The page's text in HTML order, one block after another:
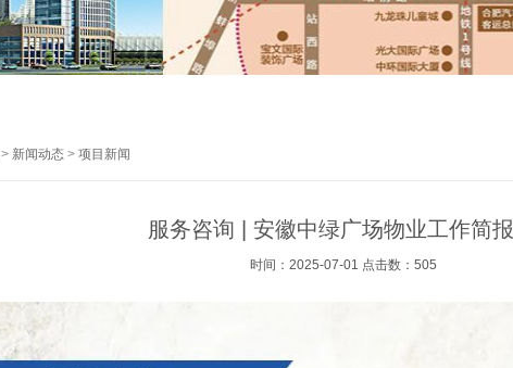
> 新闻动态 > 项目新闻
服务咨询 | 安徽中绿广场物业工作简报
时间：2025-07-01 点击数：505